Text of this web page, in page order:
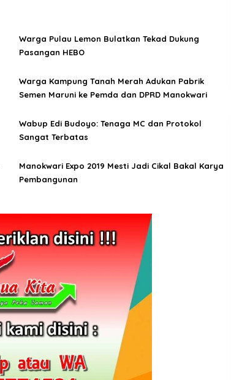
Warga Pulau Lemon Bulatkan Tekad Dukung
Pasangan HEBO
Warga Kampung Tanah Merah Adukan Pabrik
Semen Maruni ke Pemda dan DPRD Manokwari
Wabup Edi Budoyo: Tenaga MC dan Protokol
Sangat Terbatas
Manokwari Expo 2019 Mesti Jadi Cikal Bakal Karya
Pembangunan